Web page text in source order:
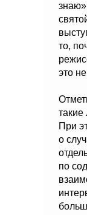
то,
это
При
о
по